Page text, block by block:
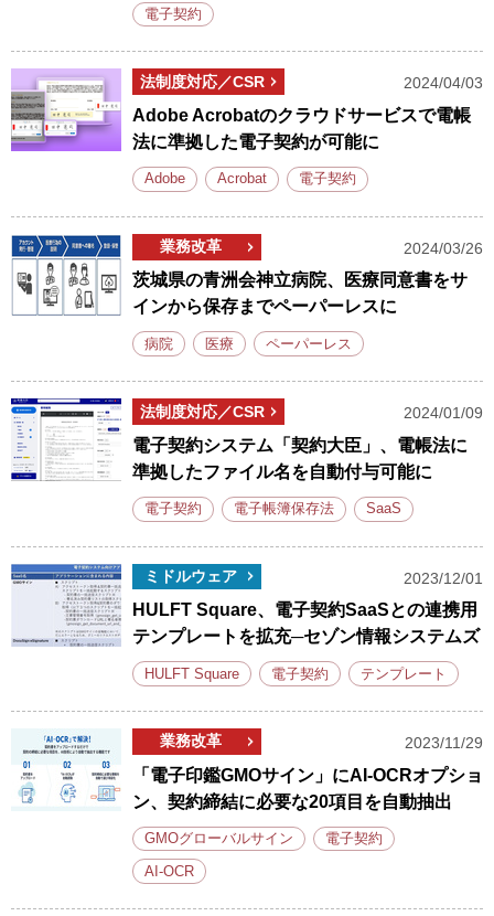
電子契約
法制度対応／CSR 2024/04/03
Adobe Acrobatのクラウドサービスで電帳
法に準拠した電子契約が可能に
Adobe Acrobat 電子契約
業務改革 2024/03/26
茨城県の青洲会神立病院、医療同意書をサ
インから保存までペーパーレスに
病院 医療 ペーパーレス
法制度対応／CSR 2024/01/09
電子契約システム「契約大臣」、電帳法に
準拠したファイル名を自動付与可能に
電子契約 電子帳簿保存法 SaaS
ミドルウェア 2023/12/01
HULFT Square、電子契約SaaSとの連携用
テンプレートを拡充─セゾン情報システムズ
HULFT Square 電子契約 テンプレート
業務改革 2023/11/29
「電子印鑑GMOサイン」にAI-OCRオプショ
ン、契約締結に必要な20項目を自動抽出
GMOグローバルサイン 電子契約
AI-OCR